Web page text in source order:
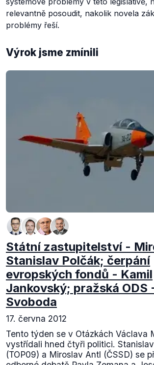
relevantně posoudit, nakolik novela
problémy řeší.
Výrok jsme zmínili
Státní zastupitelství -
Stanislav Polčák; čerpání
evropských fondů - Kamil
Jankovský; pražská ODS
Svoboda
17. června 2012
Tento týden se v Otázkách Václava
vystřídali hned čtyři politici.
(TOP09) a Miroslav Antl (ČSSD) se